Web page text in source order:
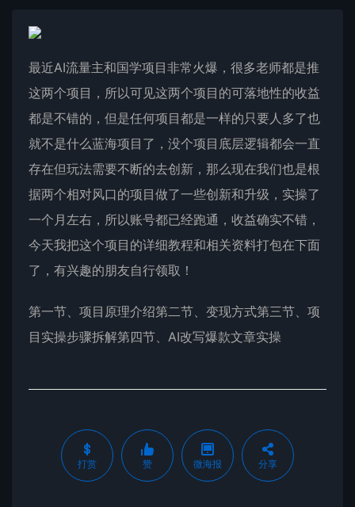
最近AI流量主和国学项目非常火爆，很多老师都是推
这两个项目，所以可见这两个项目的可落地性的收益
都是不错的，但是任何项目都是一样的只要人多了也
就不是什么蓝海项目了，没个项目底层逻辑都会一直
存在但玩法需要不断的去创新，那么现在我们也是根
据两个相对风口的项目做了一些创新和升级，实操了
一个月左右，所以账号都已经跑通，收益确实不错，
今天我把这个项目的详细教程和相关资料打包在下面
了，有兴趣的朋友自行领取！
第一节、项目原理介绍第二节、变现方式第三节、项
目实操步骤拆解第四节、AI改写爆款文章实操
打赏 赞 微海报 分享